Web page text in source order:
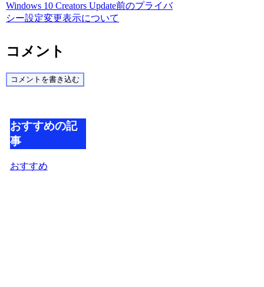
Windows 10 Creators Update前のプライバ
シー設定変更表示について
コメント
コメントを書き込む
おすすめの記
事
おすすめ